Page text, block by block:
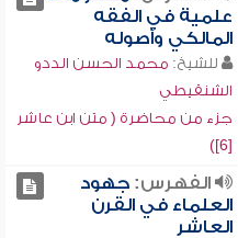
علمية في الفقه
المالكي وأصوله
للشيخ: محمد الحسن الددو
الشنقيطي
جزء من محاضرة ( متن ابن عاشر
[6])
الفهرس:جهود
العلماء في القرن
العاشر